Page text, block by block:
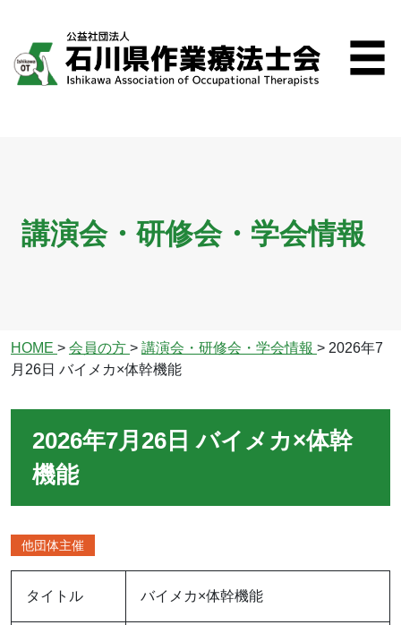
講演会・研修会・学会情報
HOME > 会員の方 > 講演会・研修会・学会情報 > 2026年7
月26日 バイメカ×体幹機能
2026年7月26日 バイメカ×体幹
機能
他団体主催
タイトル バイメカ×体幹機能